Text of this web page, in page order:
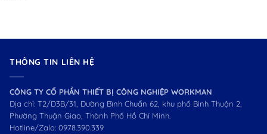
THÔNG TIN LIÊN HỆ
CÔNG TY CỔ PHẦN THIẾT BỊ CÔNG NGHIỆP WORKMAN
Địa chỉ: T2/D3B/31, Đường Bình Chuẩn 62, khu phố Bình Thuận 2,
Phường Thuận Giao, Thành Phố Hồ Chí Minh.
Hotline/Zalo: 0978.390.339